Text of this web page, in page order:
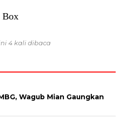
Box
4 kali dibaca
Wagub Mian Gaungkan